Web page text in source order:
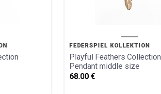
FEDERSPIEL KOLLEKTION
Playful Feathers Collection
Pendant middle size
68.00€